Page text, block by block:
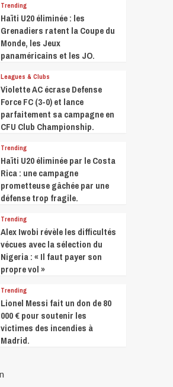
Trending
Haïti U20 éliminée : les
Grenadiers ratent la Coupe du
Monde, les Jeux
panaméricains et les JO.
Leagues & Clubs
Violette AC écrase Defense
Force FC (3-0) et lance
parfaitement sa campagne en
CFU Club Championship.
Trending
Haïti U20 éliminée par le Costa
Rica : une campagne
prometteuse gâchée par une
défense trop fragile.
Trending
Alex Iwobi révèle les difficultés
vécues avec la sélection du
Nigeria : « Il faut payer son
propre vol »
Trending
Lionel Messi fait un don de 80
000 € pour soutenir les
victimes des incendies à
Madrid.